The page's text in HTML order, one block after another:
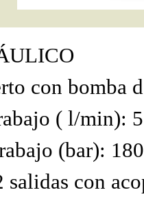
con bomba
( l/min):
(bar): 180
con